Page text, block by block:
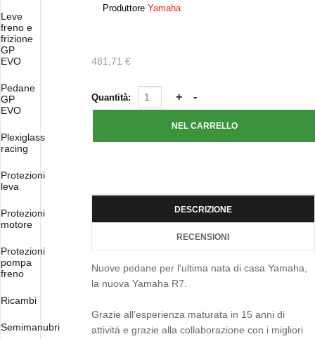
Produttore Yamaha
481,71 €
Quantità:
DESCRIZIONE
RECENSIONI
Nuove pedane per l'ultima nata di casa Yamaha,
la nuova Yamaha R7.
Grazie all’esperienza maturata in 15 anni di
attività e grazie alla collaborazione con i migliori
Leve
freno e
frizione
GP
EVO
Pedane
GP
EVO
Plexiglass
racing
Protezioni
leva
Protezioni
motore
Protezioni
pompa
freno
Ricambi
Semimanubri